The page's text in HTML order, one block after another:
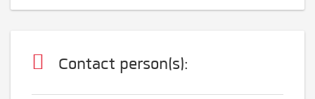
Contact person(s):